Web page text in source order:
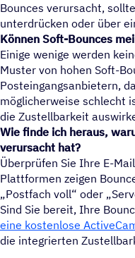
Bounces verursacht,
unterdrücken oder über
Können Soft-Bounces
Einige wenige werden
Muster von hohen Soft-
Posteingangsanbietern,
möglicherweise schlecht
die Zustellbarkeit
Wie finde ich heraus,
verursacht hat?
Überprüfen Sie Ihre E-
Plattformen zeigen
Postfach voll“ oder
Sind Sie bereit, Ihre
eine kostenlose
die integrierten